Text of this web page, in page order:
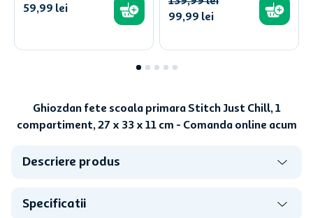
59,99 lei
99,99 lei
Ghiozdan fete scoala primara Stitch Just Chill, 1
compartiment, 27 x 33 x 11 cm - Comanda online acum
Descriere produs
Specificatii